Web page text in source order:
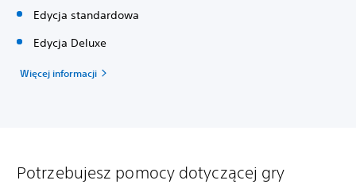
Edycja standardowa
Edycja Deluxe
Więcej informacji
Potrzebujesz pomocy dotyczącej gry